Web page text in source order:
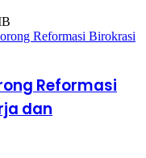
Reformasi
dan